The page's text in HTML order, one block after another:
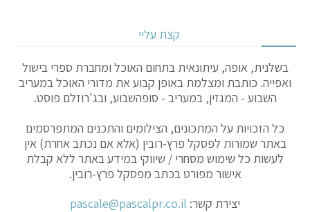
קצת עליי
בשלנית, אופה, עיתונאית בתחום האוכל ומחברת ספרי בישול
ואפייה. כותבת ומצלמת באופן קבוע את מדורי האוכל במעריב
השבוע - המגזין, במעריב - סופהשבוע, ובג'רוזלם פוסט.
כל הזכויות על המתכונים, הצילומים והתכנים המתפרסמים
באתר שמורות לפסקל פרץ-רובין (אלא אם נכתב אחרת) אין
לעשות כל שימוש מסחרי / שיווקי במידע באתר ללא קבלת
אישור מפורט בכתב מפסקל פרץ-רובין.
יצירת קשר: pascale@pascalpr.co.il